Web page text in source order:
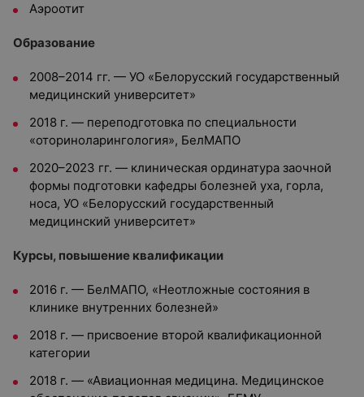
Аэроотит
Образование
2008–2014 гг. — УО «Белорусский государственный
медицинский университет»
2018 г. — переподготовка по специальности
«оториноларингология», БелМАПО
2020–2023 гг. — клиническая ординатура заочной
формы подготовки кафедры болезней уха, горла,
носа, УО «Белорусский государственный
медицинский университет»
Курсы, повышение квалификации
2016 г. — БелМАПО, «Неотложные состояния в
клинике внутренних болезней»
2018 г. — присвоение второй квалификационной
категории
2018 г. — «Авиационная медицина. Медицинское